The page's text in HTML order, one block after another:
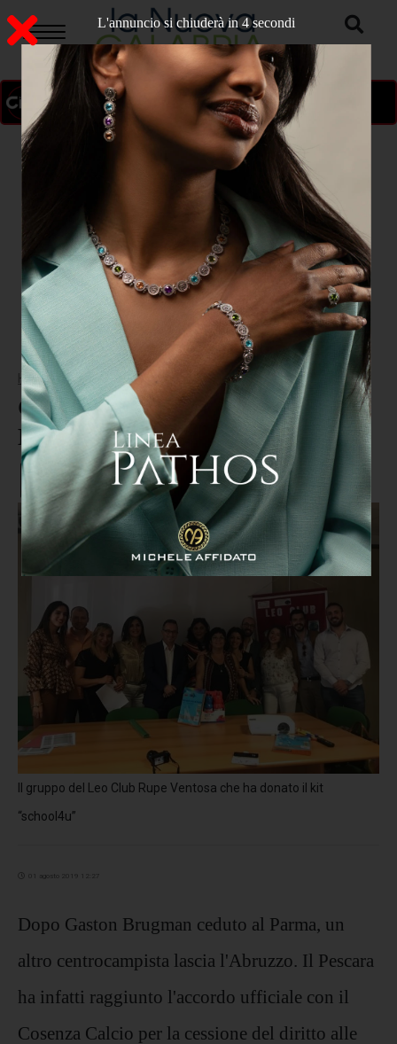
ON AIR
Home > SPORT
Colpo del Cosenza: preso
Kanouté dal Pescara
Il gruppo del Leo Club Rupe Ventosa che ha donato il kit
“school4u”
01 agosto 2019 12:27
Dopo Gaston Brugman ceduto al Parma, un
altro centrocampista lascia l'Abruzzo. Il Pescara
ha infatti raggiunto l'accordo ufficiale con il
Cosenza Calcio per la cessione del diritto alle
L'annuncio si chiuderà in 4 secondi